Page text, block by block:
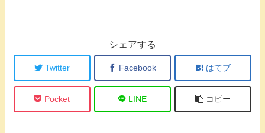
シェアする
Twitter Facebook はてブ
Pocket LINE コピー